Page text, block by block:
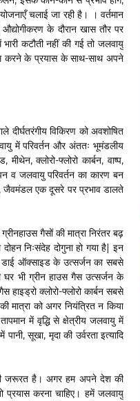
चलाई जा रही है। । वर्तमान
के दौरान खास तौर पर
कटौती नहीं की गई तो जलवायु
करने के प्रयास के साथ-साथ अपने
विकिरण को अवशोषित
में परिवर्तन और अंततः भूमंडलीय
क्लोरो-फ्लोरो कार्बन, वाष्प,
व जलवायु परिवर्तन का कारण बन
जैवमंडल एक दूसरे पर प्रभाव डालते
गैसों की मात्रा निरंतर बढ़
निःसंदेह दोगुना हो गया है| इन
डाई ऑक्साइड के उत्सर्जन का सबसे
घर भी ग्रीन हाउस गैस उत्सर्जन के
हाइड्रो क्लोरो-फ्लोरो कार्बन सबसे
मात्रा को अगर नियंत्रित न किया
में वृद्धि से क्षेत्रीय जलवायु में
सूखा, मृदा की उर्वरता इत्यादि
जरूरत है। अगर हम अपने देश की
प्रयास करना चाहिए। हमें जलवायु